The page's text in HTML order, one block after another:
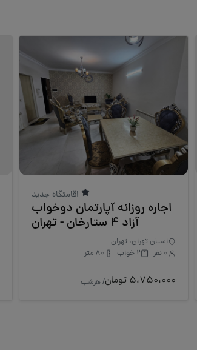
اقامتگاه جدید
اجاره روزانه آپارتمان دوخواب
آزاد 4 ستارخان - تهران
استان تهران، تهران
0 نفر
2 خواب 80 متر
5،750،000 تومان / هرشب